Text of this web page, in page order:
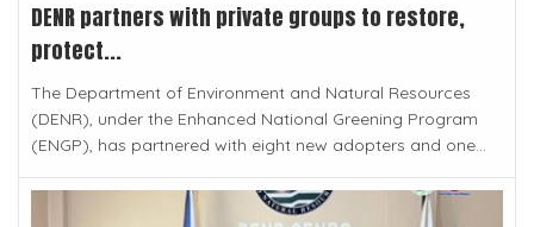
DENR partners with private groups to restore,
protect...
The Department of Environment and Natural Resources
(DENR), under the Enhanced National Greening Program
(ENGP), has partnered with eight new adopters and one...